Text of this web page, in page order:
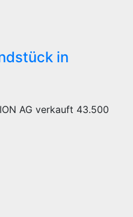
in
AG verkauft 43.500